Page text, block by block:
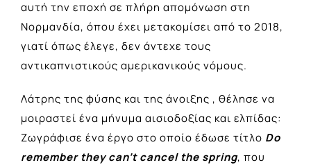
αυτή την εποχή σε πλήρη απομόνωση στη
Νορμανδία, όπου έχει μετακομίσει από το 2018,
γιατί όπως έλεγε, δεν άντεχε τους
αντικαπνιστικούς αμερικανικούς νόμους.
Λάτρης της φύσης και της άνοιξης , θέλησε να
μοιραστεί ένα μήνυμα αισιοδοξίας και ελπίδας:
Ζωγράφισε ένα έργο στο οποίο έδωσε τίτλο Do
remember they can’t cancel the spring, που